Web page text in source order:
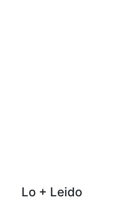
Lo + Leido